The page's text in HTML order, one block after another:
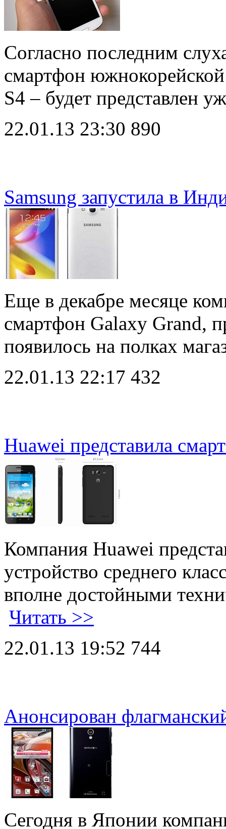
Согласно последним
смартфон
S4 – будет представлен
22.01.13 23:30 890
Samsung запустила в
Еще в декабре месяце
смартфон Galaxy Grand,
появилось на полках
22.01.13 22:17 432
Huawei представила
Компания Huawei
устройство среднего
вполне достойными
Читать >>
22.01.13 19:52 744
Анонсирован
Сегодня в Японии